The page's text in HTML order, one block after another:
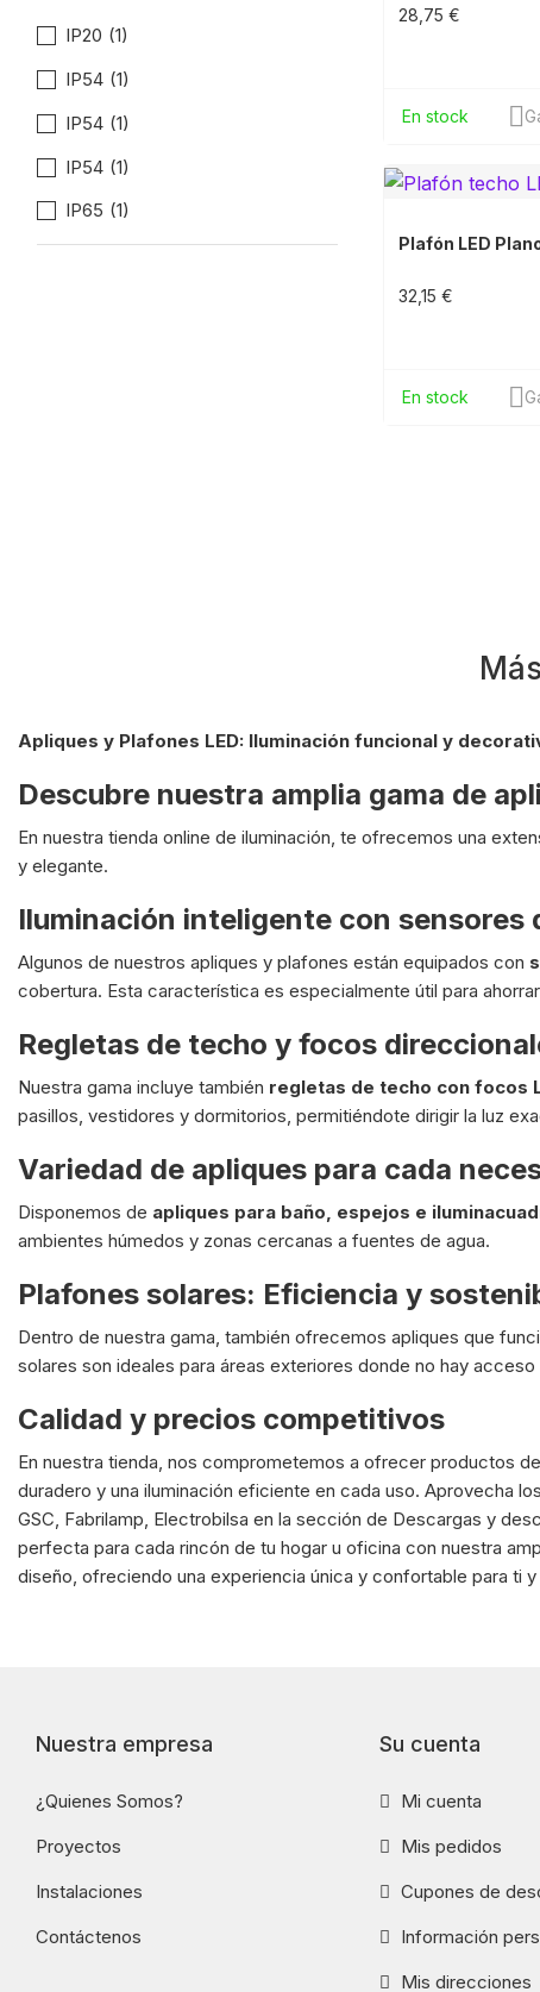
IP20 (1)
IP54 (1)
IP54 (1)
IP54 (1)
IP65 (1)
28,75 €
En stock
Plafón LED
32,15 €
En stock
Apliques y Plafones LED: Iluminación funcional y
Descubre nuestra amplia gama de
En nuestra tienda online de iluminación, te ofrecemos una
y elegante.
Iluminación inteligente con sensores
Algunos de nuestros apliques y plafones están equipados con
cobertura. Esta característica es especialmente útil para
Regletas de techo y focos
Nuestra gama incluye también regletas de techo con focos
pasillos, vestidores y dormitorios, permitiéndote dirigir la luz
Variedad de apliques para cada
Disponemos de apliques para baño, espejos e
ambientes húmedos y zonas cercanas a fuentes de agua.
Plafones solares: Eficiencia y
Dentro de nuestra gama, también ofrecemos apliques que
solares son ideales para áreas exteriores donde no hay
Calidad y precios competitivos
En nuestra tienda, nos comprometemos a ofrecer productos
duradero y una iluminación eficiente en cada uso. Aprovecha
GSC, Fabrilamp, Electrobilsa en la sección de Descargas y
perfecta para cada rincón de tu hogar u oficina con nuestra
diseño, ofreciendo una experiencia única y confortable para ti
Nuestra empresa
¿Quienes Somos?
Proyectos
Instalaciones
Contáctenos
Su cuenta
Mi cuenta
Mis pedidos
Cupones de
Información
Mis direcciones